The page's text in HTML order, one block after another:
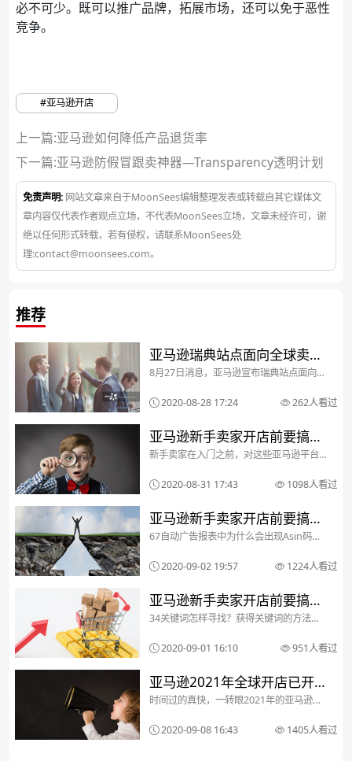
必不可少。既可以推广品牌，拓展市场，还可以免于恶性
竞争。
#亚马逊开店
上一篇:亚马逊如何降低产品退货率
下一篇:亚马逊防假冒跟卖神器—Transparency透明计划
免责声明: 网站文章来自于MoonSees编辑整理发表或转载自其它媒体文
章内容仅代表作者观点立场，不代表MoonSees立场，文章未经许可，谢
绝以任何形式转载，若有侵权，请联系MoonSees处
理:contact@moonsees.com。
推荐
亚马逊瑞典站点面向全球卖家
开放注册，瑞典的市场要如何
打开？
8月27日消息，亚马逊宣布瑞典站点面向全
美国、加拿大、德国、英国、法国、意大
利、西班牙、荷兰、日本、墨西哥、澳大
海外站点已向中...
2020-08-28 17:24 262人看过
亚马逊新手卖家开店前要搞懂
的100个问题（上）
新手卖家在入门之前，对这些亚马逊平台
的。毕竟现在的亚马逊已经过了粗犷经营
的时代，几年前那种上传一下listing就等
丈高楼平地起，...
2020-08-31 17:43 1098人看过
亚马逊新手卖家开店前要搞懂
的100个问题（下）
67自动广告报表中为什么会出现Asin码这
一般出现的位置是产品的详情页面（部分
类目也会出现在搜索结果页面）。当有人
时，就会...
2020-09-02 19:57 1224人看过
亚马逊新手卖家开店前要搞懂
的100个问题（中）
34关键词怎样寻找？获得关键词的方法很
对手的listing来获取关键词。这是最简单
粗暴地方式，也是最为有效的方式，不过
名前列，...
2020-09-01 16:10 951人看过
亚马逊2021年全球开店已开
始预热，账号注册全流程请收
藏（长文）！
时间过的真快，一转眼2021年的亚马逊全
马逊招商经理已经开始了2021年的店铺注
册的预申请工作。虽然2020年还未过完，
2020-09-08 16:43 1405人看过